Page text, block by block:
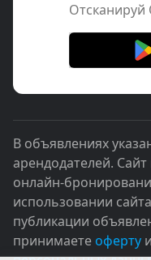
Отcканируй
В объявлениях
арендодателей. Сайт
онлайн-
использовании
публикации
принимаете оферту и